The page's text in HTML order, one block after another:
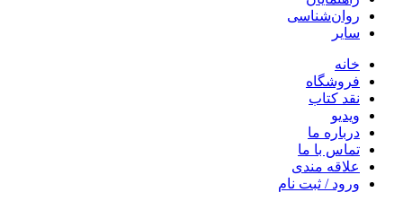
روان‌شناسی
سایر
خانه
فروشگاه
نقد کتاب
ویدیو
درباره‌ ما
تماس با ما
علاقه مندی
ورود / ثبت نام